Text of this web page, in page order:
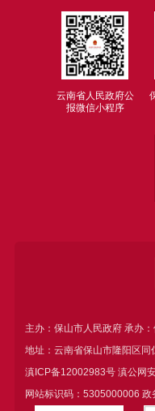
云南省人民政府公
报微信小程序
主办：保山市人民政府 承办
地址：云南省保山市隆阳区同
滇ICP备12002983号滇公网
网站标识码：5305000006